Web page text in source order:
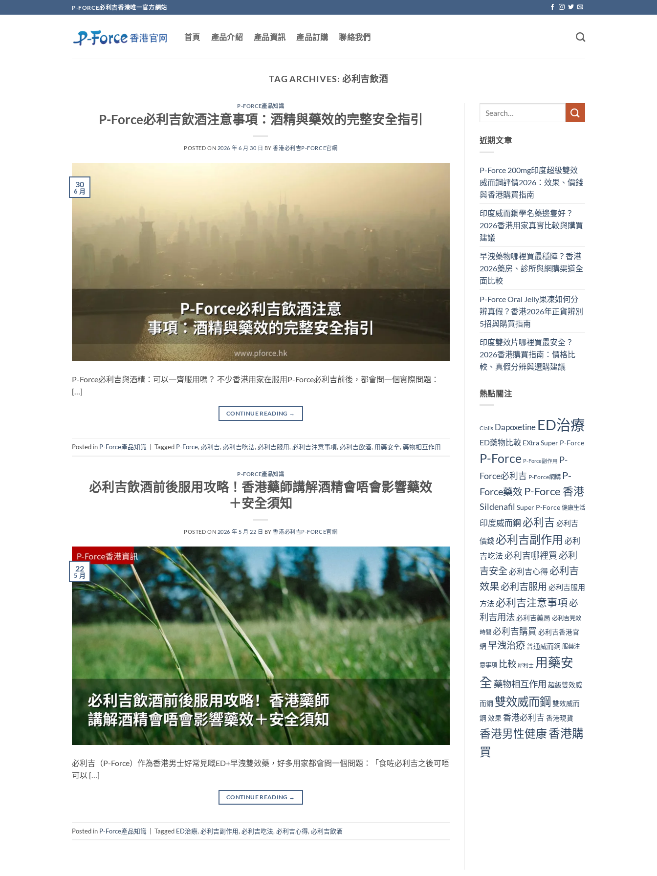
to
P-FORCE必利吉香港唯一官方網站
首頁 產品介紹 產品資訊 產品訂購 聯絡我們
TAG ARCHIVES: 必利吉飲酒
P-FORCE產品知識
P-Force必利吉飲酒注意事項：酒精與藥效的完整安全指引
POSTED ON 2026 年 6 月 30 日 BY香港必利吉P-FORCE官網
30
6 月
P-Force必利吉與酒精：可以一齊服用嗎？ 不少香港用家在服用P-Force必利吉前後，都會問一個實際問題：
[…]
CONTINUE READING →
Posted in P-Force產品知識 Tagged P-Force, 必利吉, 必利吉吃法, 必利吉服用, 必利吉注意事項, 必利吉飲酒, 用藥安全, 藥物相互作用
P-FORCE產品知識
必利吉飲酒前後服用攻略！香港藥師講解酒精會唔會影響藥效
＋安全須知
POSTED ON 2026 年 5 月 22 日 BY香港必利吉P-FORCE官網
22
5 月
必利吉（P-Force）作為香港男士好常見嘅ED+早洩雙效藥，好多用家都會問一個問題：「食咗必利吉之後可唔
可以 […]
CONTINUE READING →
Posted in P-Force產品知識 | Tagged ED治療, 必利吉副作用, 必利吉吃法, 必利吉心得, 必利吉飲酒
近期文章
P-Force 200mg印度超級雙效
威而鋼評價2026：效果、價錢
與香港購買指南
印度威而鋼學名藥邊隻好？
2026香港用家真實比較與購買
建議
早洩藥物哪裡買最穩陣？香港
2026藥房、診所與網購渠道全
面比較
P-Force Oral Jelly果凍如何分
辨真假？香港2026年正貨辨別
5招與購買指南
印度雙效片哪裡買最安全？
2026香港購買指南：價格比
較、真假分辨與選購建議
熱點關注
Cialis Dapoxetine ED治療
ED藥物比較 EXtra Super P-Force
P-Force P-Force副作用 P-
Force必利吉 P-Force網購 P-
Force藥效 P-Force 香港
Sildenafil Super P-Force 健康生活
印度威而鋼 必利吉 必利吉
價錢 必利吉副作用 必利
吉吃法 必利吉哪裡買 必利
吉安全必利吉心得必利吉
效果必利吉服用 必利吉服用
方法必利吉注意事項 必
利吉用法 必利吉藥局 必利吉見效
時間 必利吉購買 必利吉香港官
網 早洩治療 普通威而鋼 服藥注
意事項 比較 犀利士 用藥安
全 藥物相互作用 超級雙效威
而鋼 雙效威而鋼 雙效威而
鋼 效果 香港必利吉 香港現貨
香港男性健康香港購
買